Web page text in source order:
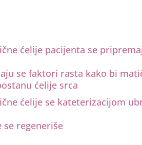
ćelije pacijenta se
se faktori rasta kako bi
ćelije srca
ćelije se kateterizacijom
se regeneriše